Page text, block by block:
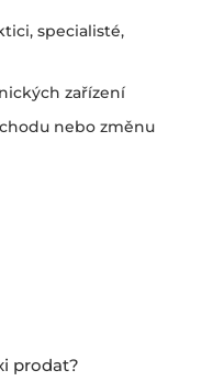
specialisté,
zařízení
nebo změnu
prodat?